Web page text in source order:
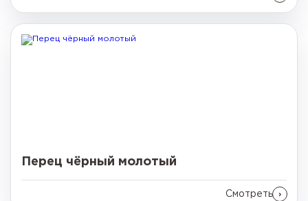
Перец чёрный молотый
Смотреть